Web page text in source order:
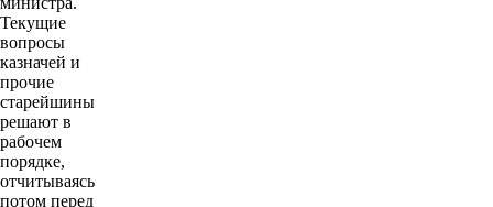
Текущие
вопросы
казначей и
прочие
старейшины
решают в
рабочем
порядке,
отчитываясь
потом перед